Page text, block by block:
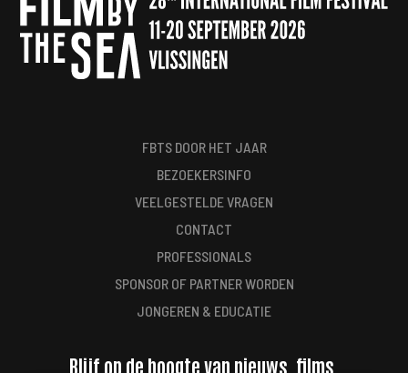
FBTS DOOR HET JAAR
BEZOEKERSINFO
VEELGESTELDE VRAGEN
CONTACT
PROFESSIONALS
SPONSOR OF PARTNER WORDEN
JONGEREN & EDUCATIE
Blijf op de hoogte van nieuws, films,